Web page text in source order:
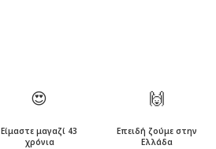
😍
Είμαστε μαγαζί 43
χρόνια
🙌
Επειδή ζούμε στην
Ελλάδα